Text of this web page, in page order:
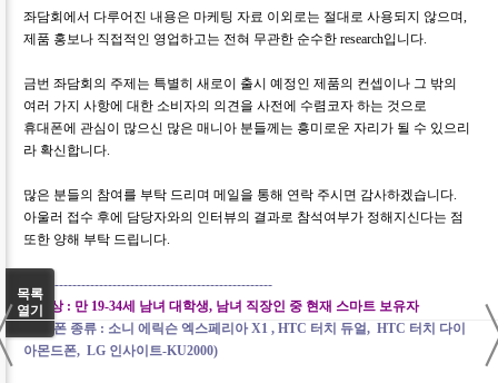
좌담회에서 다루어진 내용은 마케팅 자료 이외로는 절대로 사용되지 않으며,
제품 홍보나 직접적인 영업하고는 전혀 무관한 순수한 research입니다.
금번 좌담회의 주제는 특별히 새로이 출시 예정인 제품의 컨셉이나 그 밖의
여러 가지 사항에 대한 소비자의 의견을 사전에 수렴코자 하는 것으로
휴대폰에 관심이 많으신 많은 매니아 분들께는 흥미로운 자리가 될 수 있으리
라 확신합니다.
많은 분들의 참여를 부탁 드리며 메일을 통해 연락 주시면 감사하겠습니다.
아울러 접수 후에 담당자와의 인터뷰의 결과로 참석여부가 정해지신다는 점
또한 양해 부탁 드립니다.
--------------------------------------------------------
1.대상: 만19-34세 남녀 대학생, 남녀 직장인 중 현재 스마트 보유자
해당 폰 종류 : 소니 에릭슨 엑스페리아X1 , HTC 터치 듀얼, HTC 터치 다이
아몬드폰, LG 인사이트-KU2000)
목록
열기